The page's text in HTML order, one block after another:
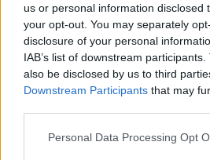
us or personal information disclosed
your opt-out. You may separately
disclosure of your personal
IAB’s list of downstream
also be disclosed by us to third
Downstream Participants that may
Personal Data Processing Opt
Weitere Stile
Natur Radler